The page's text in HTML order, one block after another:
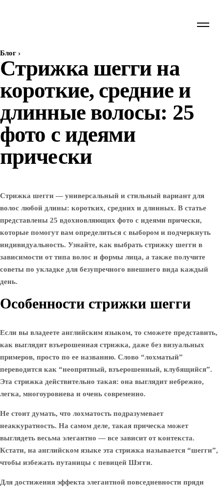
Блог ›
Стрижка шегги на
короткие, средние и
длинные волосы: 25
фото c идеями
прически
Стрижка шегги — универсальный и стильный вариант для
волос любой длины: коротких, средних и длинных. В статье
представлены 25 вдохновляющих фото с идеями прически,
которые помогут вам определиться с выбором и подчеркнуть
индивидуальность. Узнайте, как выбрать стрижку шегги в
зависимости от типа волос и формы лица, а также получите
советы по укладке для безупречного внешнего вида каждый
день.
Особенности стрижки шегги
Если вы владеете английским языком, то сможете представить,
как выглядит взъерошенная стрижка, даже без визуальных
примеров, просто по ее названию. Слово “лохматый”
переводится как “неопрятный, взъерошенный, клубящийся”.
Эта стрижка действительно такая: она выглядит небрежно,
легка, многоуровнева и очень современно.
Не стоит думать, что лохматость подразумевает
неаккуратность. На самом деле, такая прическа может
выглядеть весьма элегантно — все зависит от контекста.
Кстати, на английском языке эта стрижка называется “шегги”,
чтобы избежать путаницы с певицей Шэгги.
Для достижения эффекта элегантной повседневности пряди